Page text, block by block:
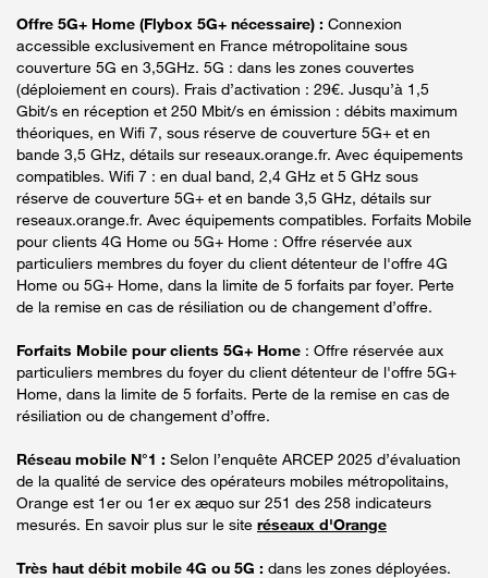
Offre 5G+ Home (Flybox 5G+ nécessaire) : Connexion
accessible exclusivement en France métropolitaine sous
couverture 5G en 3,5GHz. 5G : dans les zones couvertes
(déploiement en cours). Frais d’activation : 29€. Jusqu’à 1,5
Gbit/s en réception et 250 Mbit/s en émission : débits maximum
théoriques, en Wifi 7, sous réserve de couverture 5G+ et en
bande 3,5 GHz, détails sur reseaux.orange.fr. Avec équipements
compatibles. Wifi 7 : en dual band, 2,4 GHz et 5 GHz sous
réserve de couverture 5G+ et en bande 3,5 GHz, détails sur
reseaux.orange.fr. Avec équipements compatibles. Forfaits Mobile
pour clients 4G Home ou 5G+ Home : Offre réservée aux
particuliers membres du foyer du client détenteur de l'offre 4G
Home ou 5G+ Home, dans la limite de 5 forfaits par foyer. Perte
de la remise en cas de résiliation ou de changement d’offre.
Forfaits Mobile pour clients 5G+ Home : Offre réservée aux
particuliers membres du foyer du client détenteur de l'offre 5G+
Home, dans la limite de 5 forfaits. Perte de la remise en cas de
résiliation ou de changement d’offre.
Réseau mobile N°1 : Selon l’enquête ARCEP 2025 d’évaluation
de la qualité de service des opérateurs mobiles métropolitains,
Orange est 1er ou 1er ex æquo sur 251 des 258 indicateurs
mesurés. En savoir plus sur le site réseaux d'Orange
Très haut débit mobile 4G ou 5G : dans les zones déployées.